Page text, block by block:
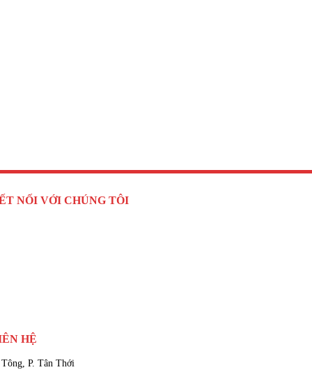
NỐI VỚI CHÚNG TÔI
HỆ
P. Tân Thới